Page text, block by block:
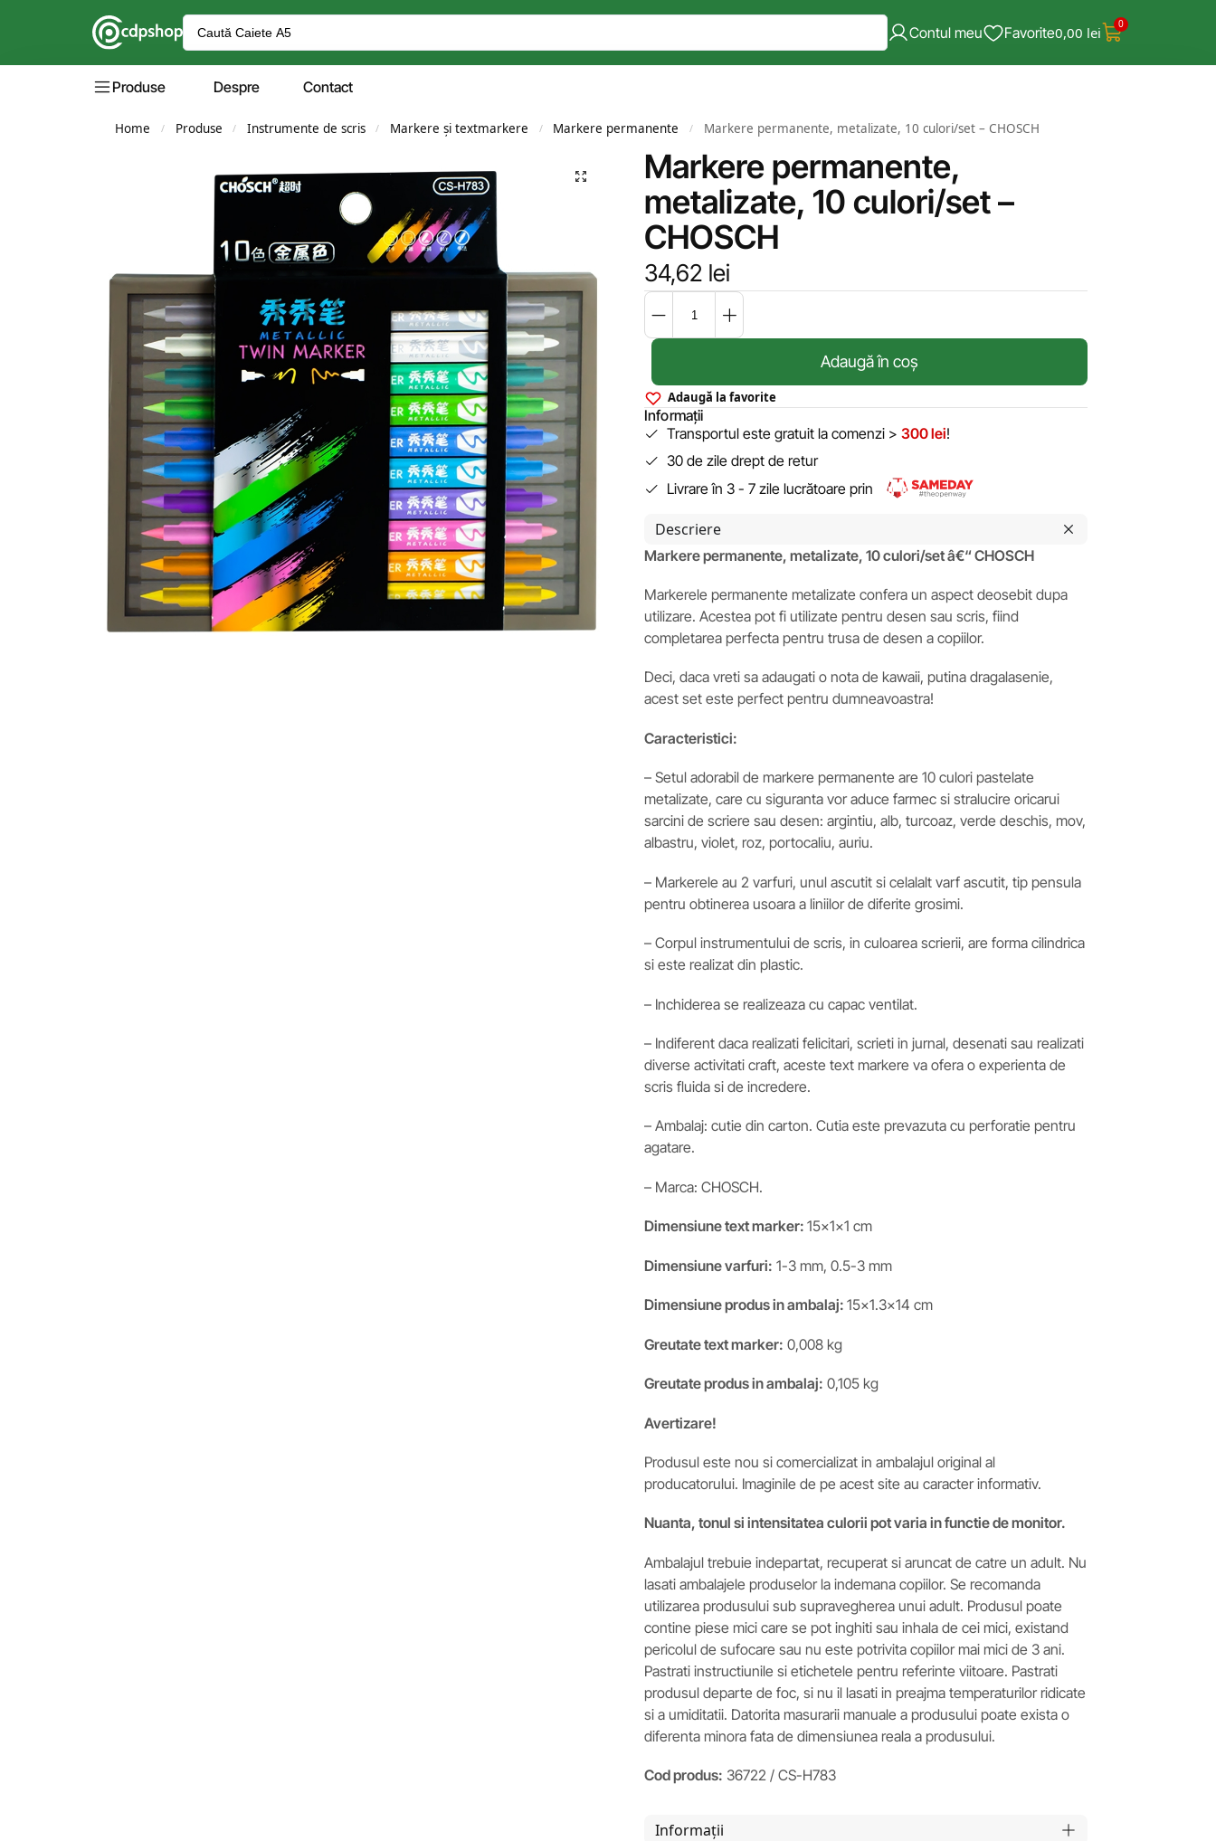
Contul meu Favorite0,00 lei 0
Produse Despre Contact
Home / Produse / Instrumente de scris / Markere și textmarkere / Markere permanente / Markere permanente, metalizate, 10 culori/set – CHOSCH
Markere permanente,
metalizate, 10 culori/set –
CHOSCH
34,62 lei
Adaugă în coș
Adaugă la favorite
Informații
Transportul este gratuit la comenzi > 300 lei!
30 de zile drept de retur
Livrare în 3 - 7 zile lucrătoare prin
Descriere
Markere permanente, metalizate, 10 culori/set â€“ CHOSCH
Markerele permanente metalizate confera un aspect deosebit dupa
utilizare. Acestea pot fi utilizate pentru desen sau scris, fiind
completarea perfecta pentru trusa de desen a copiilor.
Deci, daca vreti sa adaugati o nota de kawaii, putina dragalasenie,
acest set este perfect pentru dumneavoastra!
Caracteristici:
– Setul adorabil de markere permanente are 10 culori pastelate
metalizate, care cu siguranta vor aduce farmec si stralucire oricarui
sarcini de scriere sau desen: argintiu, alb, turcoaz, verde deschis, mov,
albastru, violet, roz, portocaliu, auriu.
– Markerele au 2 varfuri, unul ascutit si celalalt varf ascutit, tip pensula
pentru obtinerea usoara a liniilor de diferite grosimi.
– Corpul instrumentului de scris, in culoarea scrierii, are forma cilindrica
si este realizat din plastic.
– Inchiderea se realizeaza cu capac ventilat.
– Indiferent daca realizati felicitari, scrieti in jurnal, desenati sau realizati
diverse activitati craft, aceste text markere va ofera o experienta de
scris fluida si de incredere.
– Ambalaj: cutie din carton. Cutia este prevazuta cu perforatie pentru
agatare.
– Marca: CHOSCH.
Dimensiune text marker: 15x1x1 cm
Dimensiune varfuri: 1-3 mm, 0.5-3 mm
Dimensiune produs in ambalaj: 15×1.3×14 cm
Greutatetext marker: 0,008 kg
Greutateprodus in ambalaj: 0,105 kg
Avertizare!
Produsul este nou si comercializat in ambalajul original al
producatorului. Imaginile de pe acest site au caracter informativ.
Nuanta, tonul si intensitatea culorii pot varia in functie de monitor.
Ambalajul trebuie indepartat, recuperat si aruncat de catre un adult. Nu
lasati ambalajele produselor la indemana copiilor. Se recomanda
utilizarea produsului sub supravegherea unui adult. Produsul poate
contine piese mici care se pot inghiti sau inhala de cei mici, existand
pericolul de sufocare sau nu este potrivita copiilor mai mici de 3 ani.
Pastrati instructiunile si etichetele pentru referinte viitoare. Pastrati
produsul departe de foc, si nu il lasati in preajma temperaturilor ridicate
si a umiditatii. Datorita masurarii manuale a produsului poate exista o
diferenta minora fata de dimensiunea reala a produsului.
Cod produs: 36722 / CS-H783
Informații